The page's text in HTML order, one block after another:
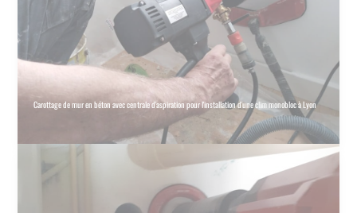
Carottage de mur en béton avec centrale d'aspiration pour l'installation d'une clim monobloc à Lyon